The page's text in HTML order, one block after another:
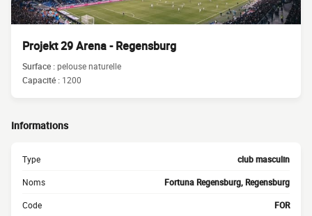
Projekt 29 Arena - Regensburg
Surface :pelouse naturelle
Capacité : 1200
Informations
Type club masculin
Noms Fortuna Regensburg, Regensburg
Code FOR